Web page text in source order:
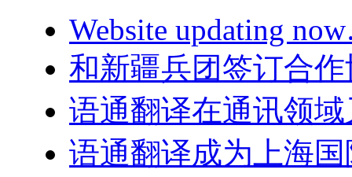
Website updating
和新疆兵团签订合
语通翻译在通讯领
语通翻译成为上海